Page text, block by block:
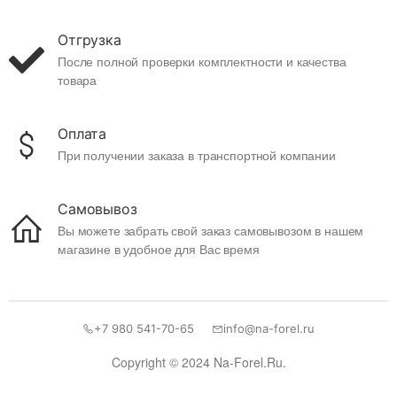
Отгрузка
После полной проверки комплектности и качества
товара
Оплата
При получении заказа в транспортной компании
Самовывоз
Вы можете забрать свой заказ самовывозом в нашем
магазине в удобное для Вас время
Copyright © 2024 Na-Forel.Ru.
+7 980 541-70-65 info@na-forel.ru